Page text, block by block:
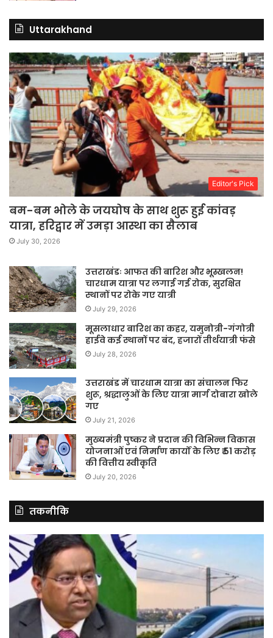
Uttarakhand
Editor's Pick
बम-बम भोले के जयघोष के साथ शुरू हुई कांवड़
यात्रा, हरिद्वार में उमड़ा आस्था का सैलाब
July 30, 2026
उत्तराखंडः आफत की बारिश और भूस्खलन!
चारधाम यात्रा पर लगाई गई रोक, सुरक्षित
स्थानों पर रोके गए यात्री
July 29, 2026
मूसलाधार बारिश का कहर, यमुनोत्री-गंगोत्री
हाईवे कई स्थानों पर बंद, हजारों तीर्थयात्री फंसे
July 28, 2026
उत्तराखंड में चारधाम यात्रा का संचालन फिर
शुरू, श्रद्धालुओं के लिए यात्रा मार्ग दोबारा खोले
गए
July 21, 2026
मुख्यमंत्री पुष्कर ने प्रदान की विभिन्न विकास
योजनाओं एवं निर्माण कार्यों के लिए ₹ 51 करोड़
की वित्तीय स्वीकृति
July 20, 2026
तकनीकि